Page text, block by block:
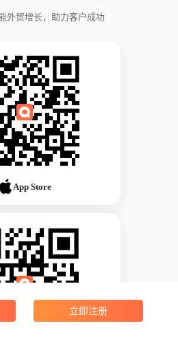
外贸增长，助力客户成功
App Store
立即注册